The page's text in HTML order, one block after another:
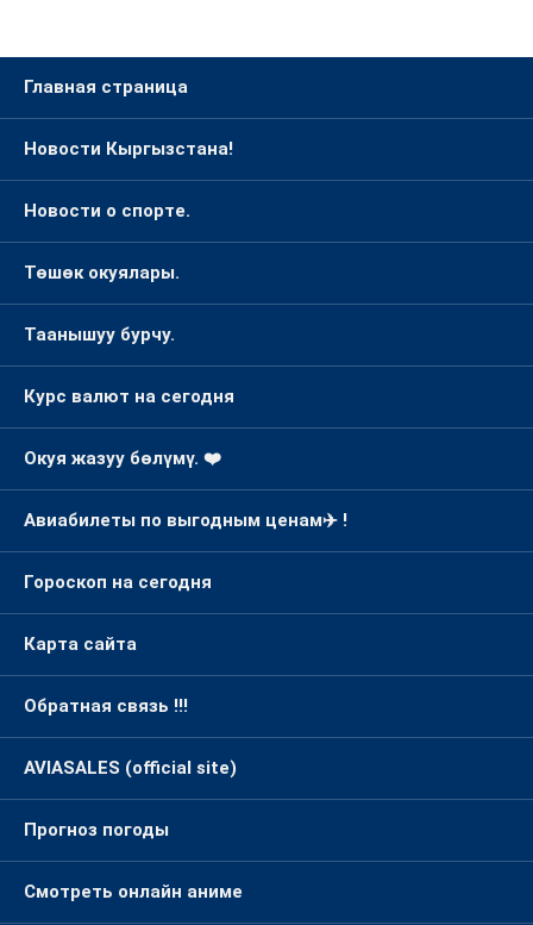
Главная страница
Новости Кыргызстана!
Новости о спорте.
Төшөк окуялары.
Таанышуу бурчу.
Курс валют на сегодня
Окуя жазуу бөлүмү. ❤️
Авиабилеты по выгодным ценам✈️ !
Гороскоп на сегодня
Карта сайта
Обратная связь !!!
AVIASALES (official site)
Прогноз погоды
Смотреть онлайн аниме